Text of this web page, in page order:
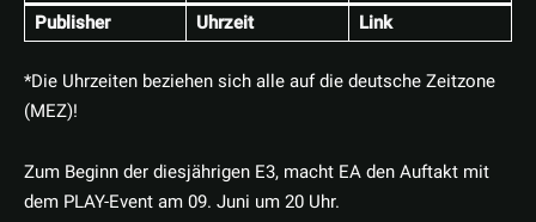
Publisher
Uhrzeit Link
*Die Uhrzeiten beziehen sich alle auf die deutsche Zeitzone
(MEZ)!
Zum Beginn der diesjährigen E3, macht EA den Auftakt mit
dem PLAY-Event am 09. Juni um 20 Uhr.